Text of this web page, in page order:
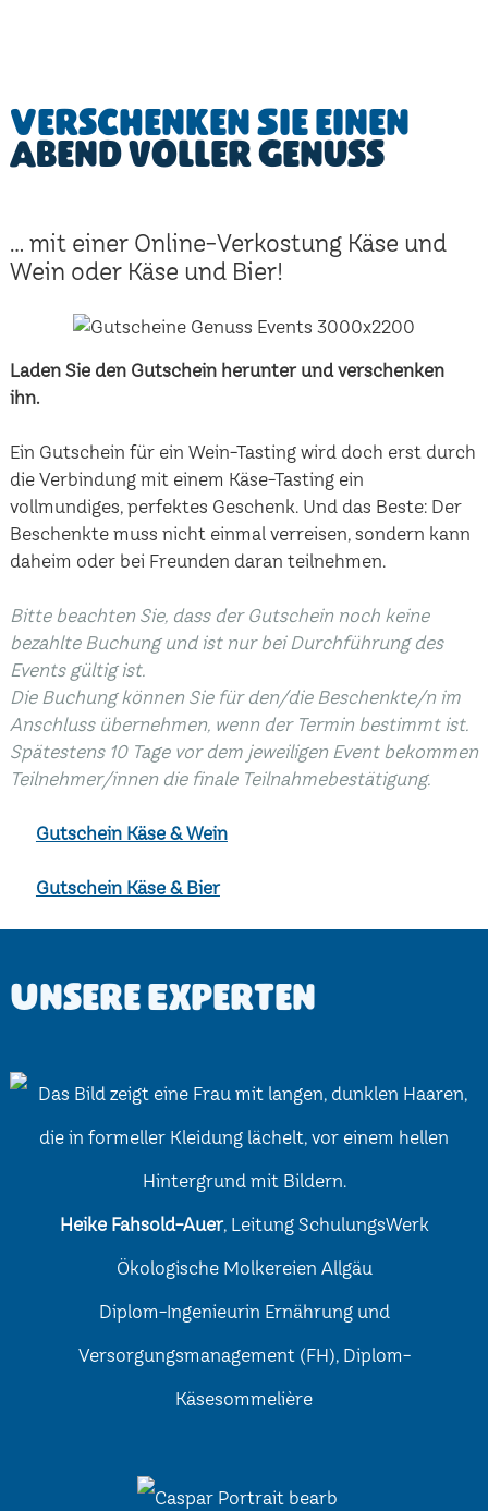
Verschenken Sie einen
Abend voller Genuss
... mit einer Online-Verkostung Käse und
Wein oder Käse und Bier!
Laden Sie den Gutschein herunter und verschenken
ihn.
Ein Gutschein für ein Wein-Tasting wird doch erst durch
die Verbindung mit einem Käse-Tasting ein
vollmundiges, perfektes Geschenk. Und das Beste: Der
Beschenkte muss nicht einmal verreisen, sondern kann
daheim oder bei Freunden daran teilnehmen.
Bitte beachten Sie, dass der Gutschein noch keine
bezahlte Buchung und ist nur bei Durchführung des
Events gültig ist.
Die Buchung können Sie für den/die Beschenkte/n im
Anschluss übernehmen, wenn der Termin bestimmt ist.
Spätestens 10 Tage vor dem jeweiligen Event bekommen
Teilnehmer/innen die finale Teilnahmebestätigung.
Gutschein Käse & Wein
Gutschein Käse & Bier
Unsere Experten
Heike Fahsold-Auer, Leitung SchulungsWerk
Ökologische Molkereien Allgäu
Diplom-Ingenieurin Ernährung und
Versorgungsmanagement (FH), Diplom-
Käsesommelière